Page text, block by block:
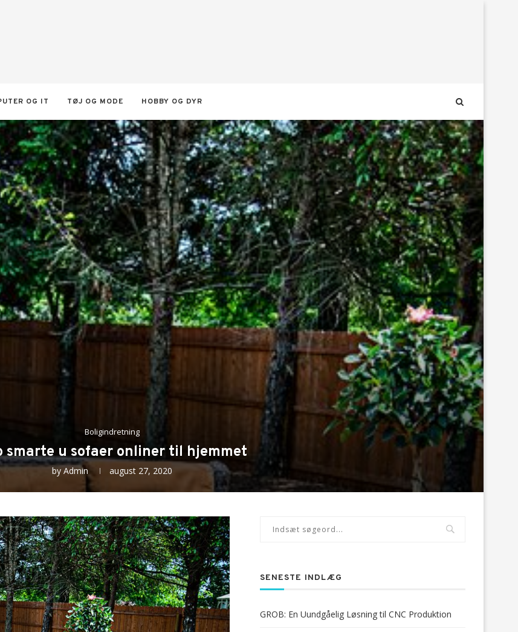
OG IT TØJ OG MODE HOBBY OG DYR
Boligindretning
smarte u sofaer onliner til hjemmet
by Admin august 27, 2020
SENESTE INDLÆG
GROB: En Uundgåelig Løsning til CNC Produktion